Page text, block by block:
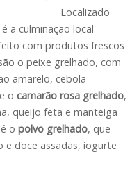
Localizado
é a culminação local
com produtos frescos
o peixe grelhado, com
amarelo, cebola
o camarão rosa grelhado,
queijo feta e manteiga
o polvo grelhado, que
doce assadas, iogurte